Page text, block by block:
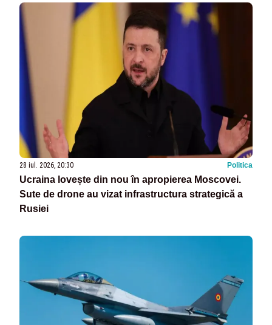
28 iul. 2026, 20:30 Politica
Ucraina lovește din nou în apropierea Moscovei.
Sute de drone au vizat infrastructura strategică a
Rusiei